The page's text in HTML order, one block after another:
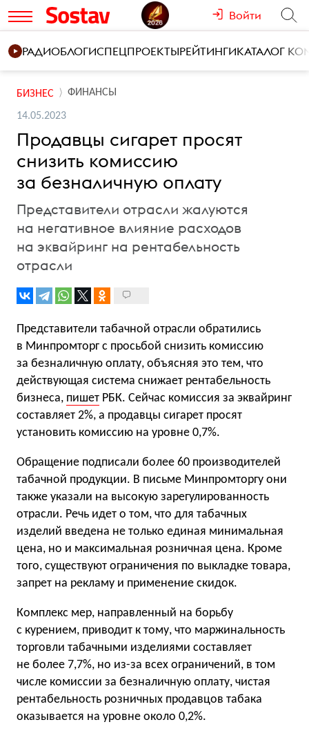
Войти
РАДИОБЛОГИСПЕЦПРОЕКТЫРЕЙТИНГИКАТАЛОГ
БИЗНЕС ФИНАНСЫ
14.05.2023
Продавцы сигарет просят
снизить комиссию
за безналичную оплату
Представители отрасли жалуются
на негативное влияние расходов
на эквайринг на рентабельность
отрасли
Представители табачной отрасли обратились
в Минпромторг с просьбой снизить комиссию
за безналичную оплату, объясняя это тем, что
действующая система снижает рентабельность
бизнеса, пишет РБК. Сейчас комиссия за эквайринг
составляет 2%, а продавцы сигарет просят
установить комиссию на уровне 0,7%.
Обращение подписали более 60 производителей
табачной продукции. В письме Минпромторгу они
также указали на высокую зарегулированность
отрасли. Речь идет о том, что для табачных
изделий введена не только единая минимальная
цена, но и максимальная розничная цена. Кроме
того, существуют ограничения по выкладке товара,
запрет на рекламу и применение скидок.
Комплекс мер, направленный на борьбу
с курением, приводит к тому, что маржинальность
торговли табачными изделиями составляет
не более 7,7%, но из-за всех ограничений, в том
числе комиссии за безналичную оплату, чистая
рентабельность розничных продавцов табака
оказывается на уровне около 0,2%.